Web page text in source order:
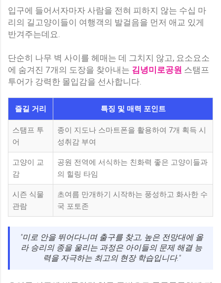
입구에 들어서자마자 사람을 전혀 피하지 않는 수십 마
리의 길고양이들이 여행객의 발걸음을 먼저 애교 있게
반겨주는데요.
단순히 나무 벽 사이를 헤매는 데 그치지 않고, 요소요소
에 숨겨진 7개의 도장을 찾아내는 김녕미로공원 스탬프
투어가 강력한 몰입감을 선사합니다.
즐길 거리 특징 및 매력 포인트
스탬프 투
어
종이 지도나 스마트폰을 활용하여 7개 획득 시
성취감 부여
고양이 교
감
공원 전역에 서식하는 친화력 좋은 고양이들과
의 힐링 타임
시즌 식물
관람
초여름 만개하기 시작하는 풍성하고 화사한 수
국 포토존
"미로 안을 뛰어다니며 출구를 찾고, 높은 전망대에 올
라 승리의 종을 울리는 과정은 아이들의 문제 해결 능
력을 자극하는 최고의 현장 학습입니다."